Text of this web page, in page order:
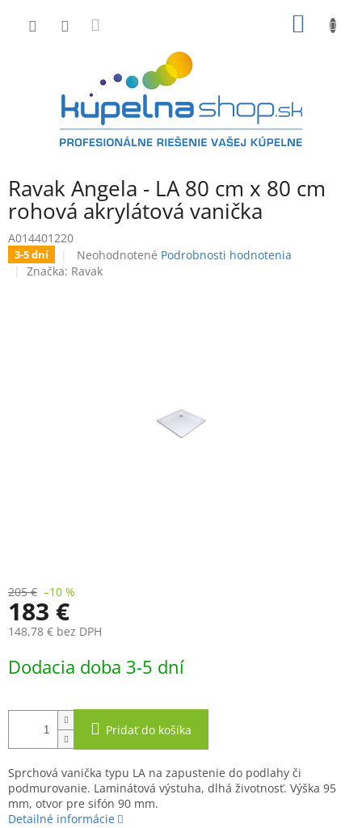
Ravak Angela - LA 80 cm x 80 cm
rohová akrylátová vanička
A014401220
3-5 dní
Priemerné
hodnotenie
Neohodnotené Podrobnosti hodnotenia
Značka: Ravak
205 € –10 %
183 €
148,78 € bez DPH
cena:
Dodacia doba 3-5 dní
Pridať do košíka
Sprchová vanička typu LA na zapustenie do podlahy či
podmurovanie. Laminátová výstuha, dlhá životnosť. Výška 95
mm, otvor pre sifón 90 mm.
Detailné informácie